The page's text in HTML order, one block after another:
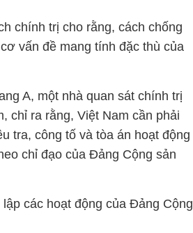
chính trị cho rằng, cách chống
vấn đề mang tính đặc thù của
A, một nhà quan sát chính trị
chỉ ra rằng, Việt Nam cần phải
tra, công tố và tòa án hoạt động
chỉ đạo của Đảng Cộng sản
các hoạt động của Đảng Cộng